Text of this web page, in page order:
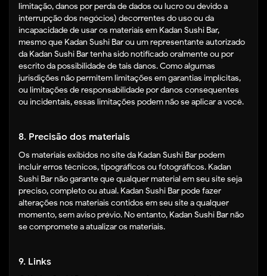
limitação, danos por perda de dados ou lucro ou devido a
interrupção dos negócios) decorrentes do uso ou da
incapacidade de usar os materiais em Kadan Sushi Bar,
mesmo que Kadan Sushi Bar ou um representante autorizado
da Kadan Sushi Bar tenha sido notificado oralmente ou por
escrito da possibilidade de tais danos. Como algumas
jurisdições não permitem limitações em garantias implícitas,
ou limitações de responsabilidade por danos consequentes
ou incidentais, essas limitações podem não se aplicar a você.
8. Precisão dos materiais
Os materiais exibidos no site da Kadan Sushi Bar podem
incluir erros técnicos, tipográficos ou fotográficos. Kadan
Sushi Bar não garante que qualquer material em seu site seja
preciso, completo ou atual. Kadan Sushi Bar pode fazer
alterações nos materiais contidos em seu site a qualquer
momento, sem aviso prévio. No entanto, Kadan Sushi Bar não
se compromete a atualizar os materiais.
9. Links